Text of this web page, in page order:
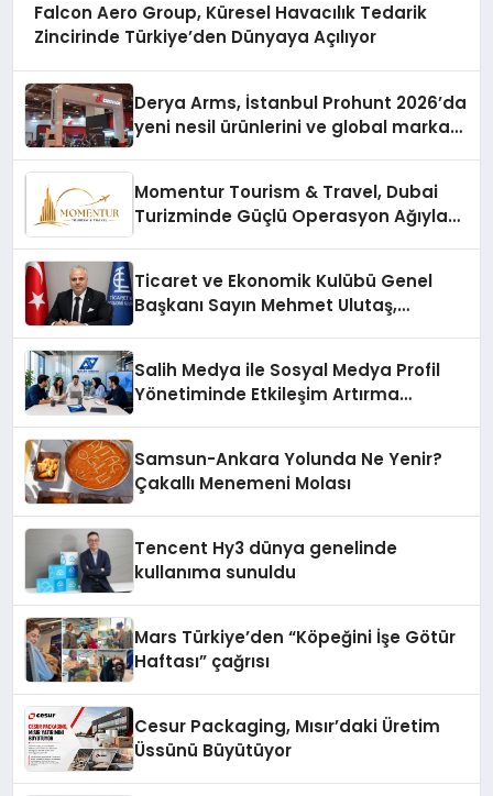
Falcon Aero Group, Küresel Havacılık Tedarik
Zincirinde Türkiye’den Dünyaya Açılıyor
Derya Arms, İstanbul Prohunt 2026’da
yeni nesil ürünlerini ve global marka
Momentur Tourism & Travel, Dubai
Turizminde Güçlü Operasyon Ağıyla
Ticaret ve Ekonomik Kulübü Genel
Başkanı Sayın Mehmet Ulutaş,
Salih Medya ile Sosyal Medya Profil
Yönetiminde Etkileşim Artırma
Samsun-Ankara Yolunda Ne Yenir?
Çakallı Menemeni Molası
Tencent Hy3 dünya genelinde
kullanıma sunuldu
Mars Türkiye’den “Köpeğini İşe Götür
Haftası” çağrısı
Cesur Packaging, Mısır’daki Üretim
Üssünü Büyütüyor